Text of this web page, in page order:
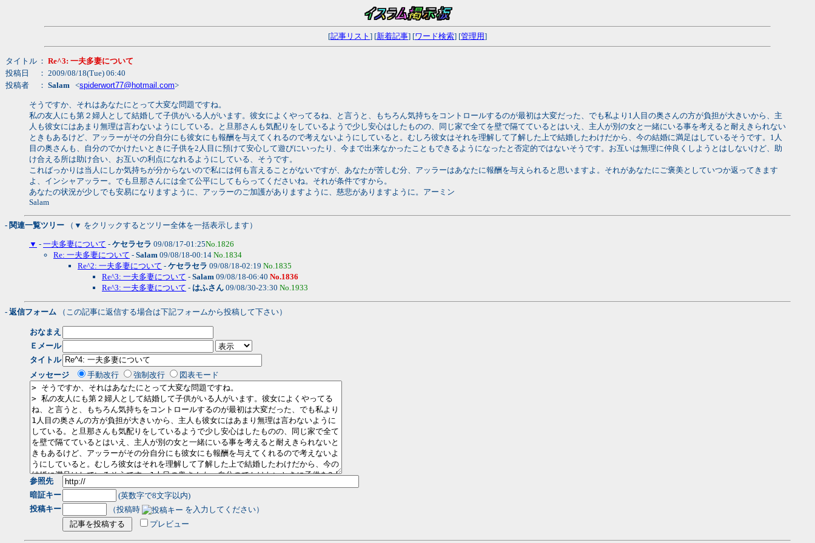
[記事リスト ] [新着記事] [ワード検索] [管理用]
タイトル ： Re^3: 一夫多妻について
投稿日
： 2009/08/18(Tue) 06:40
投稿者
： Salam <spiderwort77@hotmail.com>
そうですか、それはあなたにとって大変な問題ですね。
私の友人にも第２婦人として結婚して子供がいる人がいます。彼女によくやってるね、と言うと、もちろん気持ちをコントロールするのが最初は大変だった、でも私より1人目の奥さんの方が負担が大きいから、主
人も彼女にはあまり無理は言わないようにしている。と旦那さんも気配りをしているようで少し安心はしたものの、同じ家で全てを壁で隔てているとはいえ、主人が別の女と一緒にいる事を考えると耐えきられない
ときもあるけど、アッラーがその分自分にも彼女にも報酬を与えてくれるので考えないようにしていると。むしろ彼女はそれを理解して了解した上で結婚したわけだから、今の結婚に満足はしているそうです。1人
目の奥さんも、自分のでかけたいときに子供を2人目に預けて安心して遊びにいったり、今まで出来なかったこともできるようになったと否定的ではないそうです。お互いは無理に仲良くしようとはしないけど、助
け合える所は助け合い、お互いの利点になれるようにしている、そうです。
こればっかりは当人にしか気持ちが分からないので私には何も言えることがないですが、あなたが苦しむ分、アッラーはあなたに報酬を与えられると思いますよ。それがあなたにご褒美としていつか返ってきます
よ、インシャアッラー。でも旦那さんには全て公平にしてもらってくださいね。それが条件ですから。
あなたの状況が少しでも安易になりますように、アッラーのご加護がありますように、慈悲がありますように。アーミン
Salam
- 関連一覧ツリー （▼ をクリックするとツリー全体を一括表示します）
▼ - 一夫多妻について - ケセラセラ 09/08/17-01:25No.1826
Re: 一夫多妻について - Salam 09/08/18-00:14 No.1834
Re^2: 一夫多妻について - ケセラセラ 09/08/18-02:19 No.1835
Re^3: 一夫多妻について - Salam 09/08/18-06:40 No.1836
Re^3: 一夫多妻について - はふさん 09/08/30-23:30 No.1933
- 返信フォーム （この記事に返信する場合は下記フォームから投稿して下さい）
おなまえ
Ｅメール
タイトル
メッセージ
手動改行 強制改行 図表モード
参照先
暗証キー
(英数字で8文字以内)
投稿キー
（投稿時
を入力してください）
プレビュー